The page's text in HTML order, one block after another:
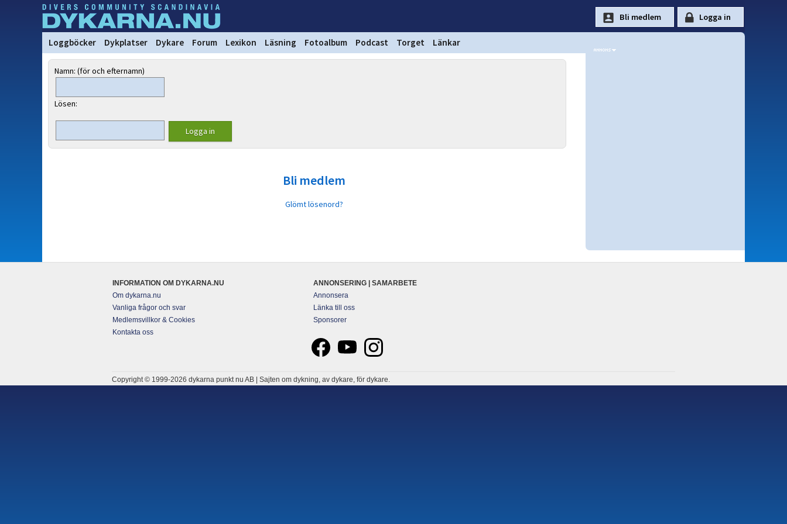
Loggböcker Dykplatser Dykare Forum Lexikon Läsning Fotoalbum Podcast Torget Länkar
Namn: (för och efternamn)
Lösen:
Bli medlem
Glömt lösenord?
INFORMATION OM DYKARNA.NU
Om dykarna.nu
Vanliga frågor och svar
Medlemsvillkor & Cookies
Kontakta oss
ANNONSERING | SAMARBETE
Annonsera
Länka till oss
Sponsorer
Copyright © 1999-2026 dykarna punkt nu AB | Sajten om dykning, av dykare, för dykare.